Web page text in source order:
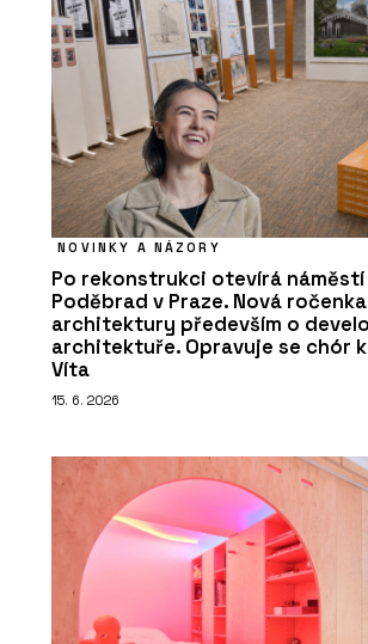
NOVINKY A NÁZORY
Po rekonstrukci otevírá
Poděbrad v Praze. Nová
architektury především o
architektuře. Opravuje se chór
Víta
15. 6. 2026